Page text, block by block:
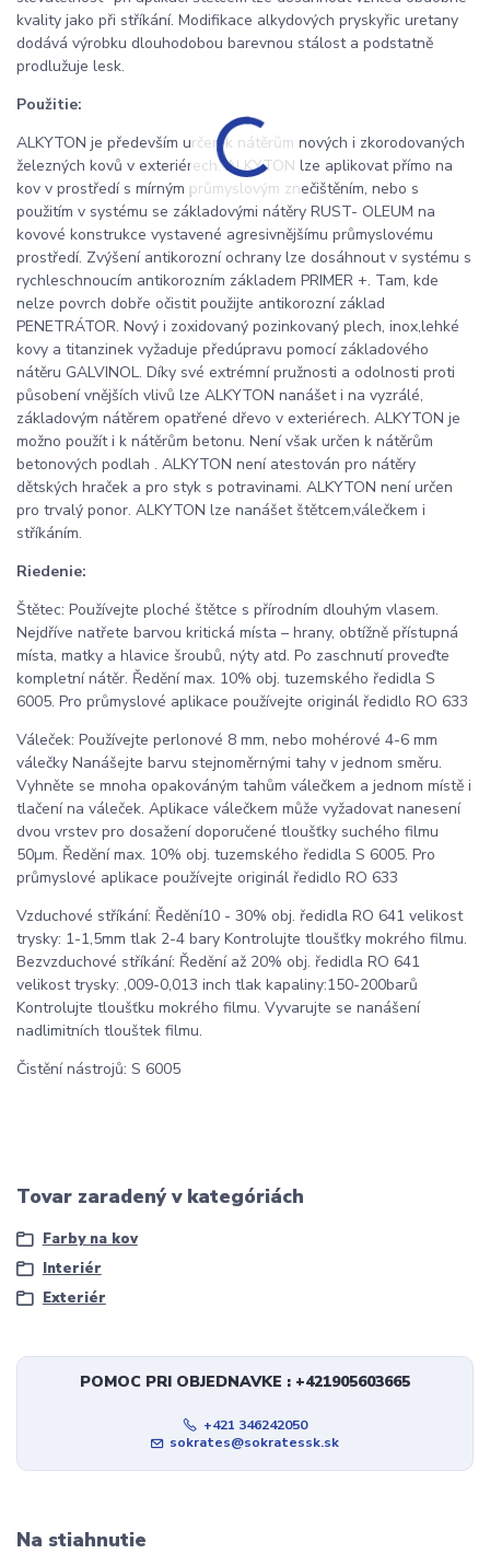
kvality jako při stříkání. Modifikace alkydových pryskyřic uretany
dodává výrobku dlouhodobou barevnou stálost a podstatně
prodlužuje lesk.
Použitie:
ALKYTON je především určen k nátěrům nových i zkorodovaných
železných kovů v exteriérech. ALKYTON lze aplikovat přímo na
kov v prostředí s mírným průmyslovým znečištěním, nebo s
použitím v systému se základovými nátěry RUST- OLEUM na
kovové konstrukce vystavené agresivnějšímu průmyslovému
prostředí. Zvýšení antikorozní ochrany lze dosáhnout v systému s
rychleschnoucím antikorozním základem PRIMER +. Tam, kde
nelze povrch dobře očistit použijte antikorozní základ
PENETRÁTOR. Nový i zoxidovaný pozinkovaný plech, inox,lehké
kovy a titanzinek vyžaduje předúpravu pomocí základového
nátěru GALVINOL. Díky své extrémní pružnosti a odolnosti proti
působení vnějších vlivů lze ALKYTON nanášet i na vyzrálé,
základovým nátěrem opatřené dřevo v exteriérech. ALKYTON je
možno použít i k nátěrům betonu. Není však určen k nátěrům
betonových podlah . ALKYTON není atestován pro nátěry
dětských hraček a pro styk s potravinami. ALKYTON není určen
pro trvalý ponor. ALKYTON lze nanášet štětcem,válečkem i
stříkáním.
Riedenie:
Štětec: Používejte ploché štětce s přírodním dlouhým vlasem.
Nejdříve natřete barvou kritická místa – hrany, obtížně přístupná
místa, matky a hlavice šroubů, nýty atd. Po zaschnutí proveďte
kompletní nátěr. Ředění max. 10% obj. tuzemského ředidla S
6005. Pro průmyslové aplikace používejte originál ředidlo RO 633
Váleček: Používejte perlonové 8 mm, nebo mohérové 4-6 mm
válečky Nanášejte barvu stejnoměrnými tahy v jednom směru.
Vyhněte se mnoha opakováným tahům válečkem a jednom místě i
tlačení na váleček. Aplikace válečkem může vyžadovat nanesení
dvou vrstev pro dosažení doporučené tloušťky suchého filmu
50µm. Ředění max. 10% obj. tuzemského ředidla S 6005. Pro
průmyslové aplikace používejte originál ředidlo RO 633
Vzduchové stříkání: Ředění10 - 30% obj. ředidla RO 641 velikost
trysky: 1-1,5mm tlak 2-4 bary Kontrolujte tloušťky mokrého filmu.
Bezvzduchové stříkání: Ředění až 20% obj. ředidla RO 641
velikost trysky: ,009-0,013 inch tlak kapaliny:150-200barů
Kontrolujte tloušťku mokrého filmu. Vyvarujte se nanášení
nadlimitních tlouštek filmu.
Čistění nástrojů: S 6005
Tovar zaradený v kategóriách
Farby na kov
Interiér
Exteriér
POMOC PRI OBJEDNAVKE : +421905603665
+421 346242050
sokrates@sokratessk.sk
Na stiahnutie